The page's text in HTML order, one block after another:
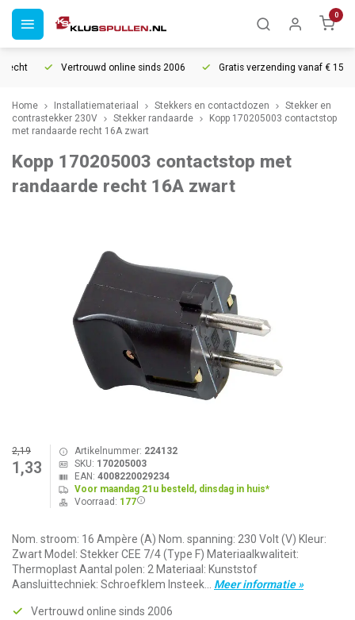
0
Vertrouwd online sinds 2006 Gratis verzending vanaf € 150
Home Installatiemateriaal Stekkers en contactdozen
Stekker en
contrastekker 230V
Stekker randaarde
Kopp 170205003 contactstop
met randaarde recht 16A zwart
Kopp 170205003 contactstop met
randaarde recht 16A zwart
2,19
1,33
Artikelnummer: 224132
SKU: 170205003
EAN: 4008220029234
Voor maandag 21u besteld, dinsdag in huis*
Voorraad: 177
Nom. stroom: 16 Ampère (A) Nom. spanning: 230 Volt (V) Kleur:
Zwart Model: Stekker CEE 7/4 (Type F) Materiaalkwaliteit:
Thermoplast Aantal polen: 2 Materiaal: Kunststof
Aansluittechniek: Schroefklem Insteek... Meer informatie »
Vertrouwd online sinds 2006